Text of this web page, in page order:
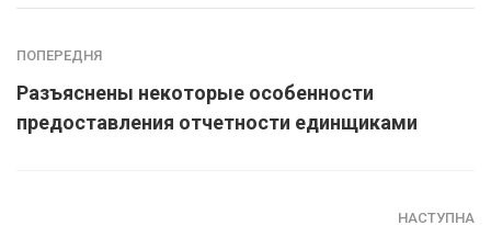
ПОПЕРЕДНЯ
Разъяснены некоторые особенности
предоставления отчетности единщиками
НАСТУПНА